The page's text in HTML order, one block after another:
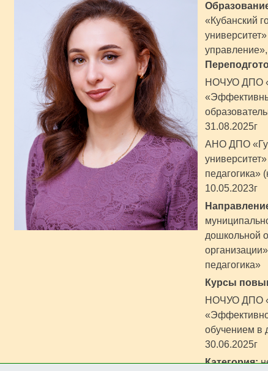
«Кубанский
НОЧУО ДПО
31.08.2025г
АНО ДПО
педагогика»
10.05.2023г
дошкольной
педагогика»
Курсы
НОЧУО ДПО
обучением в
30.06.2025г
Категория: